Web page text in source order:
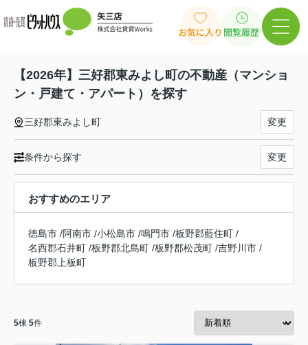
お気に入り 閲覧履歴
【2026年】三好郡東みよし町の不動産（マンショ
ン・戸建て・アパート）を探す
三好郡東みよし町 変更
条件から探す 変更
おすすめのエリア
徳島市 /阿南市 /小松島市 /鳴門市 /板野郡藍住町 /
名西郡石井町 /板野郡北島町 /板野郡松茂町 /吉野川市 /
板野郡上板町
5棟 5件